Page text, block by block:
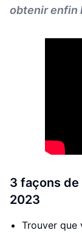
obtenir enfin
3 façons
2023
Trouver que